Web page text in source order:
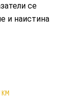
се
и наистина
км